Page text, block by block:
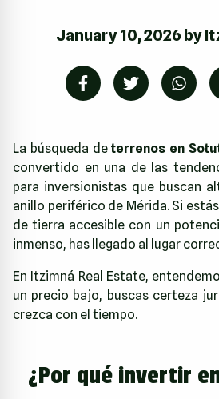
January 10, 2026 by
La búsqueda deterrenos en
convertido en una de las
para inversionistas que buscan
anillo periférico de Mérida. Si
de tierra accesible con un
inmenso, has llegado al lugar
En Itzimná Real Estate,
un precio bajo, buscas certeza
crezca con el tiempo.
¿Por qué invertir